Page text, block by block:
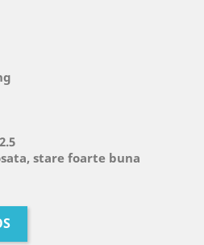
stare foarte buna